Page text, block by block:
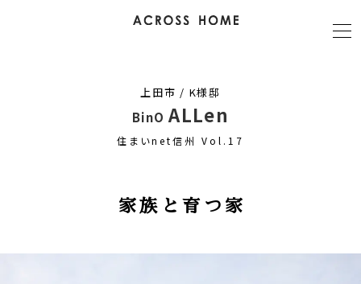
上田市 / K様邸
BinO ALLen
住まいnet信州 Vol.17
家族と育つ家